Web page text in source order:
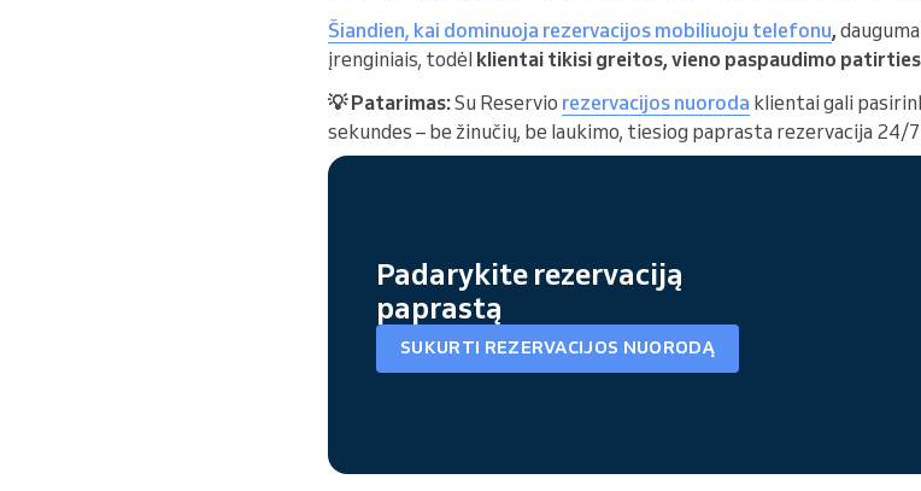
Šiandien, kai dominuoja rezervacijos mobiliuoju telefonu,
įrenginiais, todėl klientai tikisi greitos, vieno paspaudimo patirties
💡 Patarimas:Su Reservio rezervacijos nuoroda klientai gali
sekundes – be žinučių, be laukimo, tiesiog paprasta rezervacija 24/
Padarykite rezervaciją
paprastą
SUKURTI REZERVACIJOS NUORODĄ